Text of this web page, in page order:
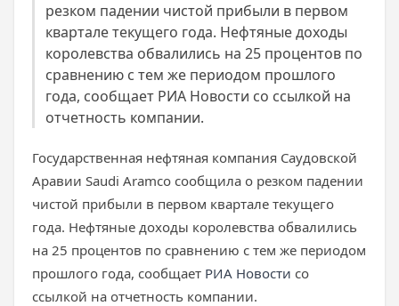
резком падении чистой прибыли в первом
квартале текущего года. Нефтяные доходы
королевства обвалились на 25 процентов по
сравнению с тем же периодом прошлого
года, сообщает РИА Новости со ссылкой на
отчетность компании.
Государственная нефтяная компания Саудовской
Аравии Saudi Aramco сообщила о резком падении
чистой прибыли в первом квартале текущего
года. Нефтяные доходы королевства обвалились
на 25 процентов по сравнению с тем же периодом
прошлого года, сообщает РИА Новости со
ссылкой на отчетность компании.